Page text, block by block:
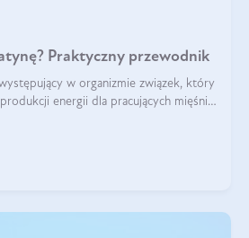
Praktyczny przewodnik
w organizmie związek, który
energii dla pracujących mięśni.